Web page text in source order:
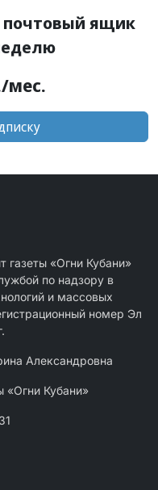
почтовый ящик
мес.
газеты «Огни Кубани»
по надзору в
и массовых
номер Эл
Александровна
«Огни Кубани»